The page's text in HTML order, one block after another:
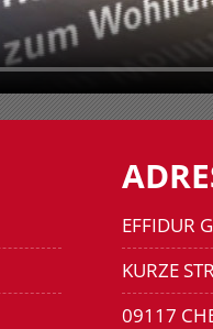
EFFIDUR
KURZE
09117